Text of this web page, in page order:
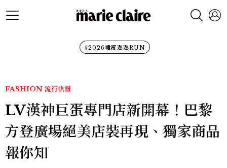
#2026裙襬澎澎RUN
FASHION 流行快報
LV漢神巨蛋專門店新開幕！巴黎
方登廣場絕美店裝再現、獨家商品
報你知